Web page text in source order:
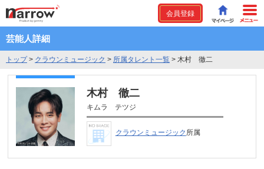
会員登録
芸能人詳細
トップ> クラウンミュージック > 所属タレント一覧 > 木村 徹二
木村 徹二
キムラ テツジ
クラウンミュージック 所属